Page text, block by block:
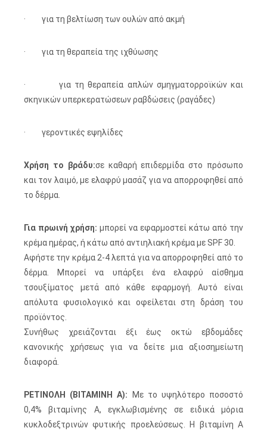
· για τη βελτίωση των ουλών από ακμή
· για τη θεραπεία της ιχθύωσης
· για τη θεραπεία απλών σμηγματορροϊκών και
σκηνικών υπερκερατώσεων ραβδώσεις (ραγάδες)
· γεροντικές εψηλίδες
Χρήση το βράδυ:σε καθαρή επιδερμίδα στο πρόσωπο
και τον λαιμό, με ελαφρύ μασάζ για να απορροφηθεί από
το δέρμα.
Για πρωινή χρήση: μπορεί να εφαρμοστεί κάτω από την
κρέμα ημέρας, ή κάτω από αντιηλιακή κρέμα με SPF 30.
Αφήστε την κρέμα 2-4 λεπτά για να απορροφηθεί από το
δέρμα. Μπορεί να υπάρξει ένα ελαφρύ αίσθημα
τσουξίματος μετά από κάθε εφαρμογή. Αυτό είναι
απόλυτα φυσιολογικό και οφείλεται στη δράση του
προϊόντος.
Συνήθως χρειάζονται έξι έως οκτώ εβδομάδες
κανονικής χρήσεως για να δείτε μια αξιοσημείωτη
διαφορά.
ΡΕΤΙΝΟΛΗ (ΒΙΤΑΜΙΝΗ Α):
Με το υψηλότερο ποσοστό
0,4% βιταμίνης Α, εγκλωβισμένης σε ειδικά μόρια
κυκλοδεξτρινών φυτικής προελεύσεως. Η βιταμίνη Α